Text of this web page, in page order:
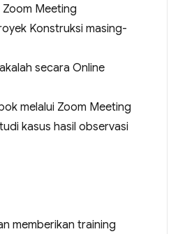
Zoom Meeting
Konstruksi masing-
secara Online
melalui Zoom Meeting
kasus hasil observasi
memberikan training